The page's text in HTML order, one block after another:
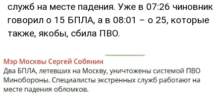
служб на месте падения. Уже в 07:26 чиновник
говорил о 15 БПЛА, а в 08:01 – о 25, которые
также, якобы, сбила ПВО.